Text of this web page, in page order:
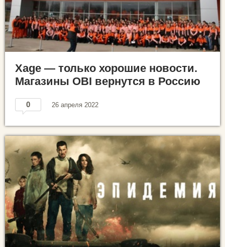
Xage — только хорошие новости.
Магазины OBI вернутся в Россию
0 26 апреля 2022